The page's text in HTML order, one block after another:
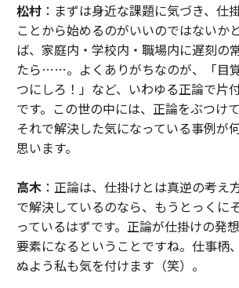
松村：まずは身近な課題に気づき、仕
ことから始めるのがいいのではないか
ば、家庭内・学校内・職場内に遅刻の
たら……。よくありがちなのが、「目
つにしろ！」など、いわゆる正論で片
です。この世の中には、正論をぶつけ
それで解決した気になっている事例が
思います。
高木：正論は、仕掛けとは真逆の考え
で解決しているのなら、もうとっくに
っているはずです。正論が仕掛けの発
要素になるということですね。仕事柄
ぬよう私も気を付けます（笑）。